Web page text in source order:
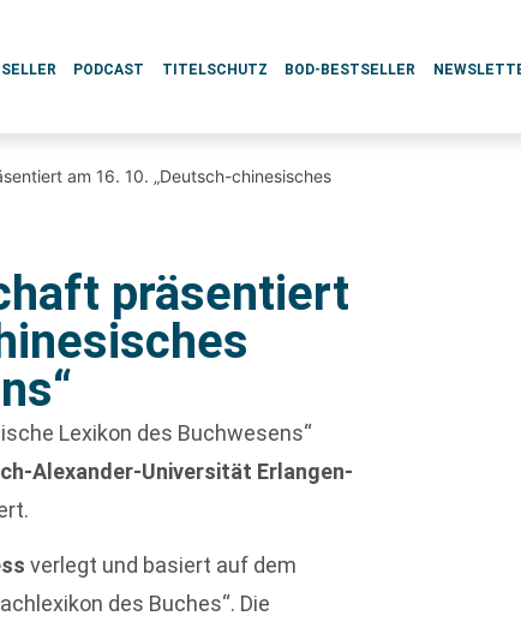
PODCAST TITELSCHUTZ BOD-BESTSELLER
am 16. 10. „Deutsch-chinesisches
präsentiert
Lexikon des Buchwesens“
Alexander-Universität Erlangen-
verlegt und basiert auf dem
des Buches“. Die